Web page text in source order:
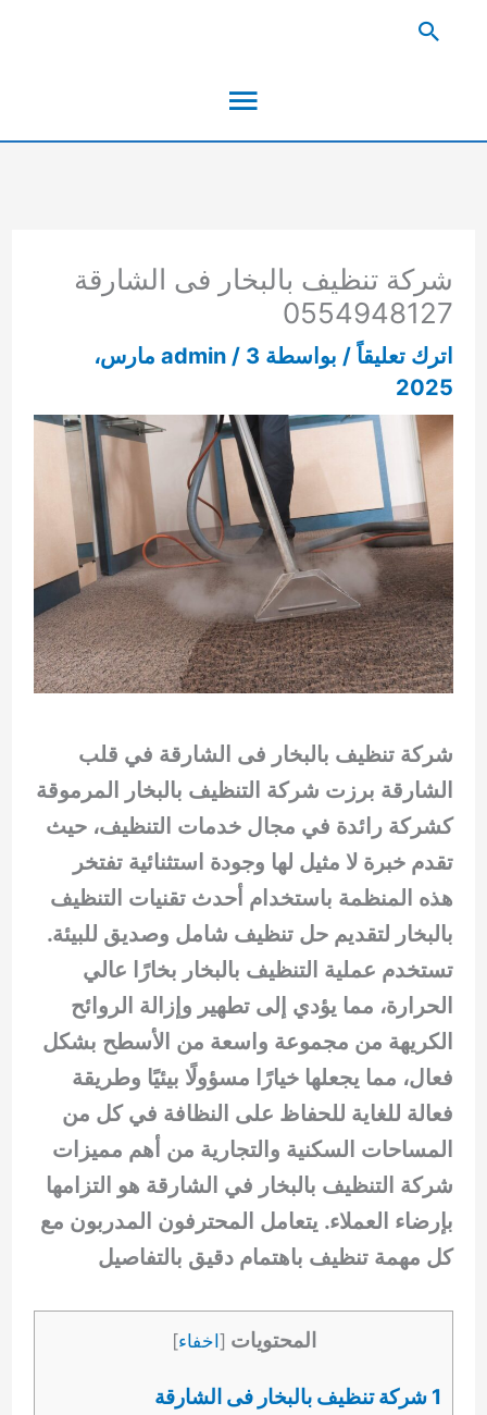
القائمة
البحث
شركة تنظيف بالبخار فى الشارقة
0554948127
اترك تعليقاً / بواسطة admin /
3 مارس،
2025
شركة تنظيف بالبخار فى الشارقة في قلب
الشارقة برزت شركة التنظيف بالبخار المرموقة
كشركة رائدة في مجال خدمات التنظيف، حيث
تقدم خبرة لا مثيل لها وجودة استثنائية تفتخر
هذه المنظمة باستخدام أحدث تقنيات التنظيف
بالبخار لتقديم حل تنظيف شامل وصديق للبيئة.
تستخدم عملية التنظيف بالبخار بخارًا عالي
الحرارة، مما يؤدي إلى تطهير وإزالة الروائح
الكريهة من مجموعة واسعة من الأسطح بشكل
فعال، مما يجعلها خيارًا مسؤولًا بيئيًا وطريقة
فعالة للغاية للحفاظ على النظافة في كل من
المساحات السكنية والتجارية من أهم مميزات
شركة التنظيف بالبخار في الشارقة هو التزامها
بإرضاء العملاء. يتعامل المحترفون المدربون مع
كل مهمة تنظيف باهتمام دقيق بالتفاصيل
المحتويات [اخفاء]
1 شركة تنظيف بالبخار فى الشارقة